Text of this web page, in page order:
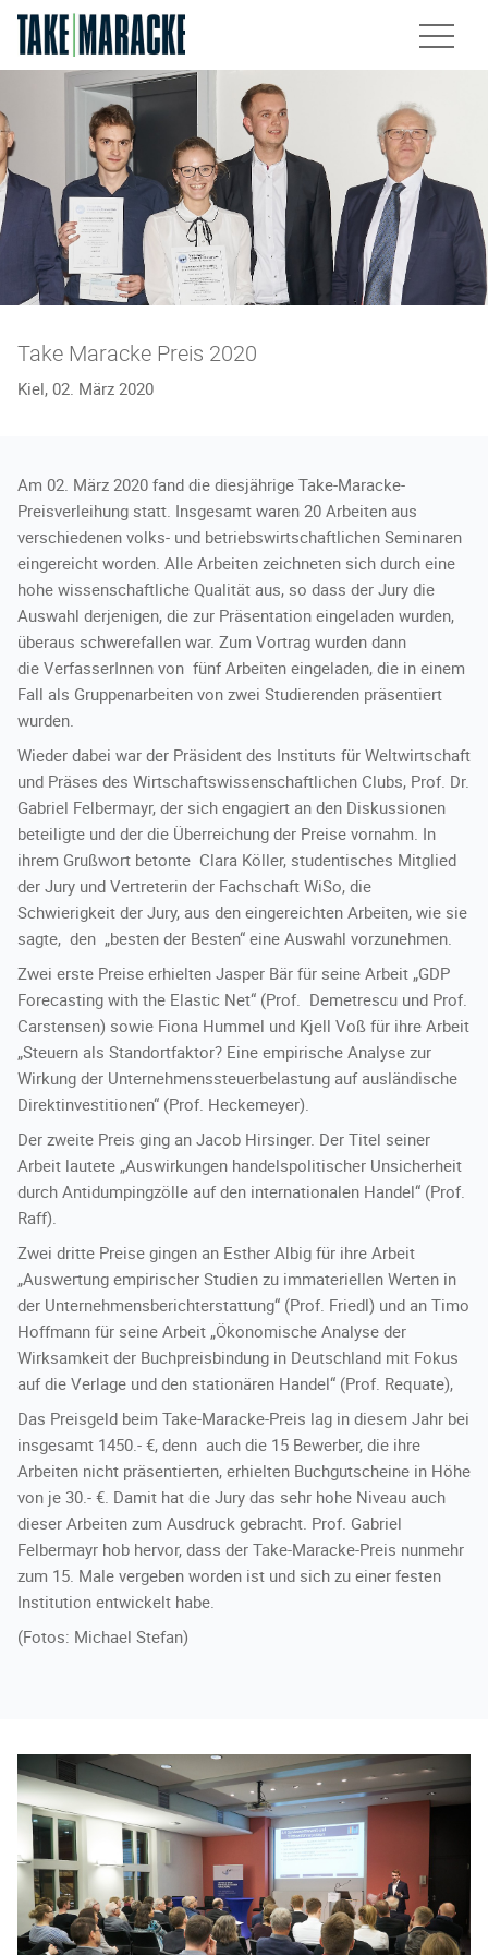
Unsere Services
Leistungen
Kanzlei
Standorte
Aktuelles
Karriere
Kontakt
Take Maracke Preis 2020
Kiel, 02. März 2020
Am 02. März 2020 fand die diesjährige Take-Maracke-
Preisverleihung statt. Insgesamt waren 20 Arbeiten aus
verschiedenen volks- und betriebswirtschaftlichen Seminaren
eingereicht worden. Alle Arbeiten zeichneten sich durch eine
hohe wissenschaftliche Qualität aus, so dass der Jury die
Auswahl derjenigen, die zur Präsentation eingeladen wurden,
überaus schwerefallen war. Zum Vortrag wurden dann
die VerfasserInnen von fünf Arbeiten eingeladen, die in einem
Fall als Gruppenarbeiten von zwei Studierenden präsentiert
wurden.
Wieder dabei war der Präsident des Instituts für Weltwirtschaft
und Präses des Wirtschaftswissenschaftlichen Clubs, Prof. Dr.
Gabriel Felbermayr, der sich engagiert an den Diskussionen
beteiligte und der die Überreichung der Preise vornahm. In
ihrem Grußwort betonte Clara Köller, studentisches Mitglied
der Jury und Vertreterin der Fachschaft WiSo, die
Schwierigkeit der Jury, aus den eingereichten Arbeiten, wie sie
sagte, den „besten der Besten“ eine Auswahl vorzunehmen.
Zwei erste Preise erhielten Jasper Bär für seine Arbeit „GDP
Forecasting with the Elastic Net“ (Prof. Demetrescu und Prof.
Carstensen) sowie Fiona Hummel und Kjell Voß für ihre Arbeit
„Steuern als Standortfaktor? Eine empirische Analyse zur
Wirkung der Unternehmenssteuerbelastung auf ausländische
Direktinvestitionen“ (Prof. Heckemeyer).
Der zweite Preis ging an Jacob Hirsinger. Der Titel seiner
Arbeit lautete „Auswirkungen handelspolitischer Unsicherheit
durch Antidumpingzölle auf den internationalen Handel“ (Prof.
Raff).
Zwei dritte Preise gingen an Esther Albig für ihre Arbeit
„Auswertung empirischer Studien zu immateriellen Werten in
der Unternehmensberichterstattung“ (Prof. Friedl) und an Timo
Hoffmann für seine Arbeit „Ökonomische Analyse der
Wirksamkeit der Buchpreisbindung in Deutschland mit Fokus
auf die Verlage und den stationären Handel“ (Prof. Requate),
Das Preisgeld beim Take-Maracke-Preis lag in diesem Jahr bei
insgesamt 1450.- €, denn auch die 15 Bewerber, die ihre
Arbeiten nicht präsentierten, erhielten Buchgutscheine in Höhe
von je 30.- €. Damit hat die Jury das sehr hohe Niveau auch
dieser Arbeiten zum Ausdruck gebracht. Prof. Gabriel
Felbermayr hob hervor, dass der Take-Maracke-Preis nunmehr
zum 15. Male vergeben worden ist und sich zu einer festen
Institution entwickelt habe.
(Fotos: Michael Stefan)